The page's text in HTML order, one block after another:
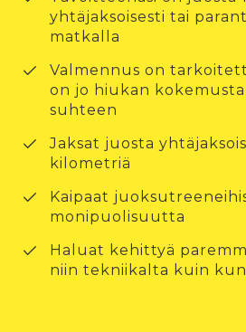
yhtäjaksoisesti tai
matkalla
Valmennus on
on jo hiukan
suhteen
Jaksat juosta
kilometriä
Kaipaat
monipuolisuutta
Haluat kehittyä
niin tekniikalta kuin